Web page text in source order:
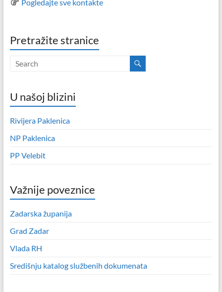
Pogledajte sve kontakte
Pretražite stranice
U našoj blizini
Rivijera Paklenica
NP Paklenica
PP Velebit
Važnije poveznice
Zadarska županija
Grad Zadar
Vlada RH
Središnju katalog službenih dokumenata